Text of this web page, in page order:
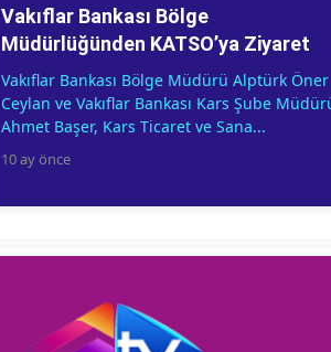
Vakıflar Bankası Bölge
Müdürlüğünden KATSO’ya Ziyaret
Vakıflar Bankası Bölge Müdürü Alptürk Öner
Ceylan ve Vakıflar Bankası Kars Şube
Ahmet Başer, Kars Ticaret ve Sana...
10 ay önce